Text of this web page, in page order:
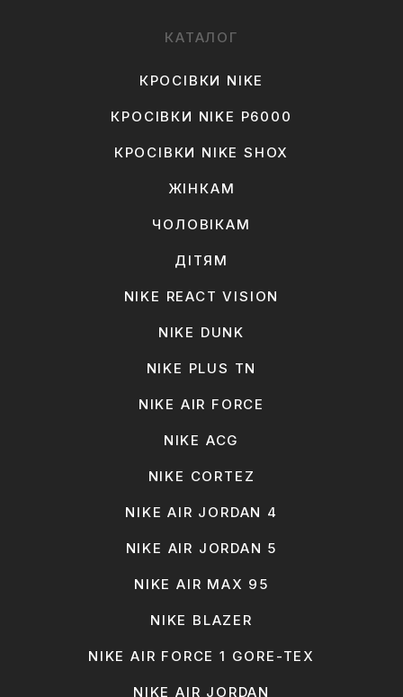
КАТАЛОГ
КРОСІВКИ NIKE
КРОСІВКИ NIKE P6000
КРОСІВКИ NIKE SHOX
ЖІНКАМ
ЧОЛОВІКАМ
ДІТЯМ
NIKE REACT VISION
NIKE DUNK
NIKE PLUS TN
NIKE AIR FORCE
NIKE ACG
NIKE CORTEZ
NIKE AIR JORDAN 4
NIKE AIR JORDAN 5
NIKE AIR MAX 95
NIKE BLAZER
NIKE AIR FORCE 1 GORE-TEX
NIKE AIR JORDAN